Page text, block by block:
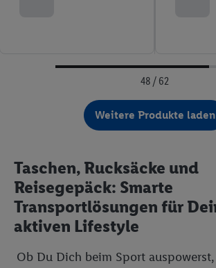
48 / 62
Weitere Produkte laden
Taschen, Rucksäcke und
Reisegepäck: Smarte
Transportlösungen für
aktiven Lifestyle
Ob Du Dich beim Sport